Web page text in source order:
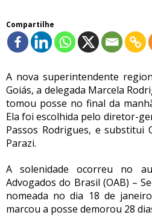
Compartilhe
A nova superintendente
Goiás, a delegada Marcela
tomou posse no final da
Ela foi escolhida pelo diretor-
Passos Rodrigues, e substitui
Parazi.
A solenidade ocorreu no
Advogados do Brasil (OAB) –
nomeada no dia 18 de
marcou a posse demorou 28